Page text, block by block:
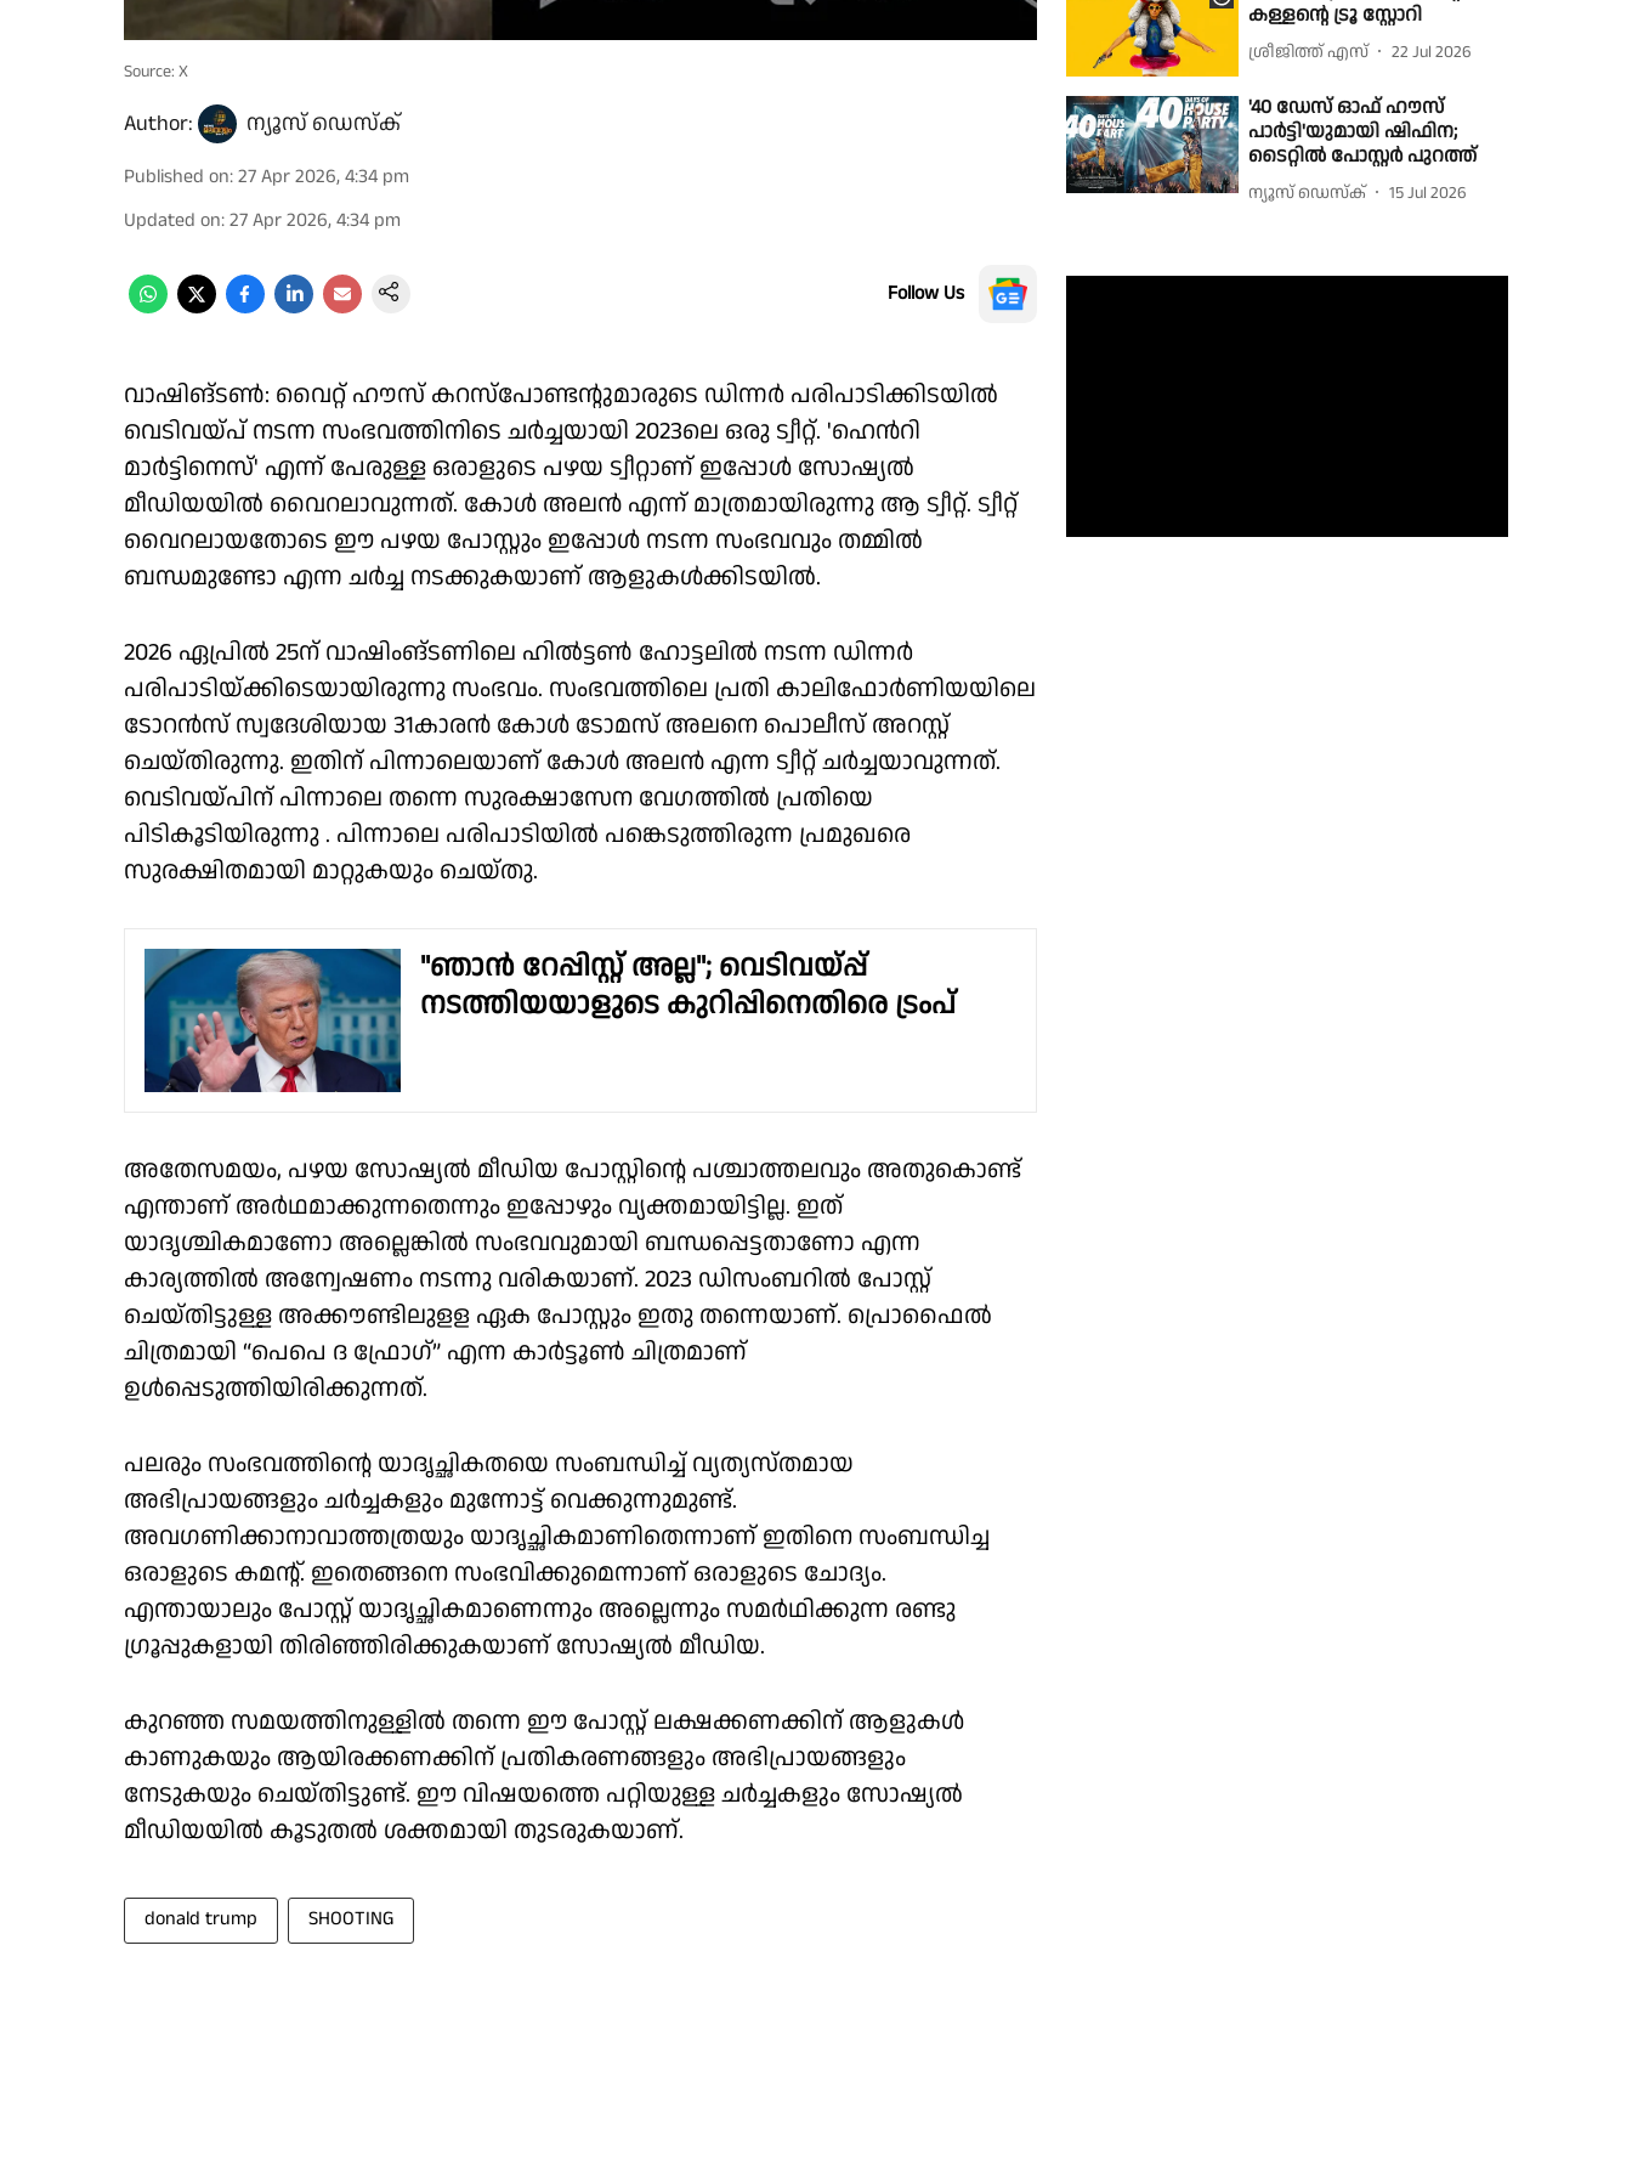
Source: X
Author: ന്യൂസ് ഡെസ്ക്
Published on:27 Apr 2026, 4:34 pm
Updated on:27 Apr 2026, 4:34 pm
Follow Us
വാഷിങ്ടൺ: വൈറ്റ് ഹൗസ് കറസ്പോണ്ടൻ്റുമാരുടെ ഡിന്നർ പരിപാടിക്കിടയിൽ
വെടിവയ്പ് നടന്ന സംഭവത്തിനിടെ ചർച്ചയായി 2023ലെ ഒരു ട്വീറ്റ്. 'ഹെൻറി
മാർട്ടിനെസ്' എന്ന് പേരുള്ള ഒരാളുടെ പഴയ ട്വീറ്റാണ് ഇപ്പോൾ സോഷ്യൽ
മീഡിയയിൽ വൈറലാവുന്നത്. കോൾ അലൻ എന്ന് മാത്രമായിരുന്നു ആ ട്വീറ്റ്. ട്വീറ്റ്
വൈറലായതോടെ ഈ പഴയ പോസ്റ്റും ഇപ്പോൾ നടന്ന സംഭവവും തമ്മിൽ
ബന്ധമുണ്ടോ എന്ന ചർച്ച നടക്കുകയാണ് ആളുകൾക്കിടയിൽ.
2026 ഏപ്രിൽ 25ന് വാഷിംങ്ടണിലെ ഹിൽട്ടൺ ഹോട്ടലിൽ നടന്ന ഡിന്നർ
പരിപാടിയ്ക്കിടെയായിരുന്നു സംഭവം. സംഭവത്തിലെ പ്രതി കാലിഫോർണിയയിലെ
ടോറൻസ് സ്വദേശിയായ 31കാരൻ കോൾ ടോമസ് അലനെ പൊലീസ് അറസ്റ്റ്
ചെയ്തിരുന്നു. ഇതിന് പിന്നാലെയാണ് കോൾ അലൻ എന്ന ട്വീറ്റ് ചർച്ചയാവുന്നത്.
വെടിവയ്പിന് പിന്നാലെ തന്നെ സുരക്ഷാസേന വേഗത്തിൽ പ്രതിയെ
പിടികൂടിയിരുന്നു . പിന്നാലെ പരിപാടിയിൽ പങ്കെടുത്തിരുന്ന പ്രമുഖരെ
സുരക്ഷിതമായി മാറ്റുകയും ചെയ്തു.
"ഞാൻ റേപ്പിസ്റ്റ് അല്ല"; വെടിവയ്പ്പ്
നടത്തിയയാളുടെ കുറിപ്പിനെതിരെ ട്രംപ്
അതേസമയം, പഴയ സോഷ്യൽ മീഡിയ പോസ്റ്റിൻ്റെ പശ്ചാത്തലവും അതുകൊണ്ട്
എന്താണ് അർഥമാക്കുന്നതെന്നും ഇപ്പോഴും വ്യക്തമായിട്ടില്ല. ഇത്
യാദൃശ്ചികമാണോ അല്ലെങ്കിൽ സംഭവവുമായി ബന്ധപ്പെട്ടതാണോ എന്ന
കാര്യത്തിൽ അന്വേഷണം നടന്നു വരികയാണ്. 2023 ഡിസംബറിൽ പോസ്റ്റ്
ചെയ്തിട്ടുള്ള അക്കൗണ്ടിലുളള ഏക പോസ്റ്റും ഇതു തന്നെയാണ്. പ്രൊഫൈൽ
ചിത്രമായി “പെപെ ദ ഫ്രോഗ്” എന്ന കാർട്ടൂൺ ചിത്രമാണ്
ഉൾപ്പെടുത്തിയിരിക്കുന്നത്.
പലരും സംഭവത്തിൻ്റെ യാദൃച്ഛികതയെ സംബന്ധിച്ച് വ്യത്യസ്തമായ
അഭിപ്രായങ്ങളും ചർച്ചകളും മുന്നോട്ട് വെക്കുന്നുമുണ്ട്.
അവഗണിക്കാനാവാത്തത്രയും യാദൃച്ഛികമാണിതെന്നാണ് ഇതിനെ സംബന്ധിച്ച
ഒരാളുടെ കമൻ്റ്. ഇതെങ്ങനെ സംഭവിക്കുമെന്നാണ് ഒരാളുടെ ചോദ്യം.
എന്തായാലും പോസ്റ്റ് യാദൃച്ഛികമാണെന്നും അല്ലെന്നും സമർഥിക്കുന്ന രണ്ടു
ഗ്രൂപ്പുകളായി തിരിഞ്ഞിരിക്കുകയാണ് സോഷ്യൽ മീഡിയ.
കുറഞ്ഞ സമയത്തിനുള്ളിൽ തന്നെ ഈ പോസ്റ്റ് ലക്ഷക്കണക്കിന് ആളുകൾ
കാണുകയും ആയിരക്കണക്കിന് പ്രതികരണങ്ങളും അഭിപ്രായങ്ങളും
നേടുകയും ചെയ്തിട്ടുണ്ട്. ഈ വിഷയത്തെ പറ്റിയുള്ള ചര്‍ച്ചകളും സോഷ്യൽ
മീഡിയയിൽ കൂടുതൽ ശക്തമായി തുടരുകയാണ്.
donald trump SHOOTING
കള്ളന്റെ ട്രൂ സ്റ്റോറി
ശ്രീജിത്ത് എസ് 22 Jul 2026
'40 ഡേസ് ഓഫ് ഹൗസ്
പാർട്ടി'യുമായി ഷിഫിന;
ടൈറ്റിൽ പോസ്റ്റർ പുറത്ത്
ന്യൂസ് ഡെസ്ക് 15 Jul 2026